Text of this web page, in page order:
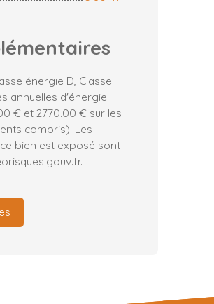
énergie D, Classe
annuelles d'énergie
€ et 2770.00 € sur les
compris). Les
bien est exposé sont